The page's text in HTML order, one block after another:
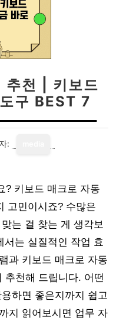
추천 | 키보드
구 BEST 7
:
? 키보드 매크로 자동
고민이시죠? 수많은
는 걸 찾는 게 생각보
서는 실질적인 작업 효
과 키보드 매크로 자동
추천해 드립니다. 어떤
하면 좋은지까지 쉽고
지 읽어보시면 업무 자